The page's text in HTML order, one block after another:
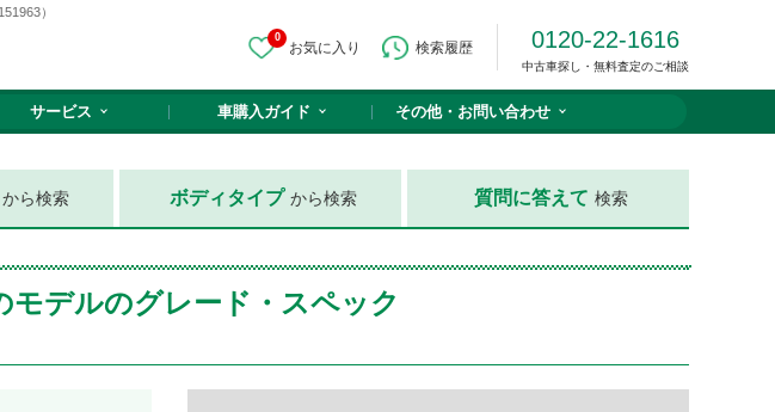
）
0
お気に入り 検索履歴 0120-22-1616
中古車探し・無料査定のご相談
サービス 車購入ガイド その他・ お問い合わせ
から検索 ボディタイプ から検索 質問に答えて 検索
モデルのグレード・スペック